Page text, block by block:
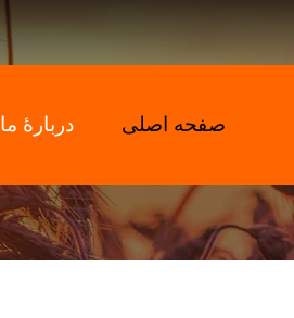
صفحه اصلی دربارهٔ ما